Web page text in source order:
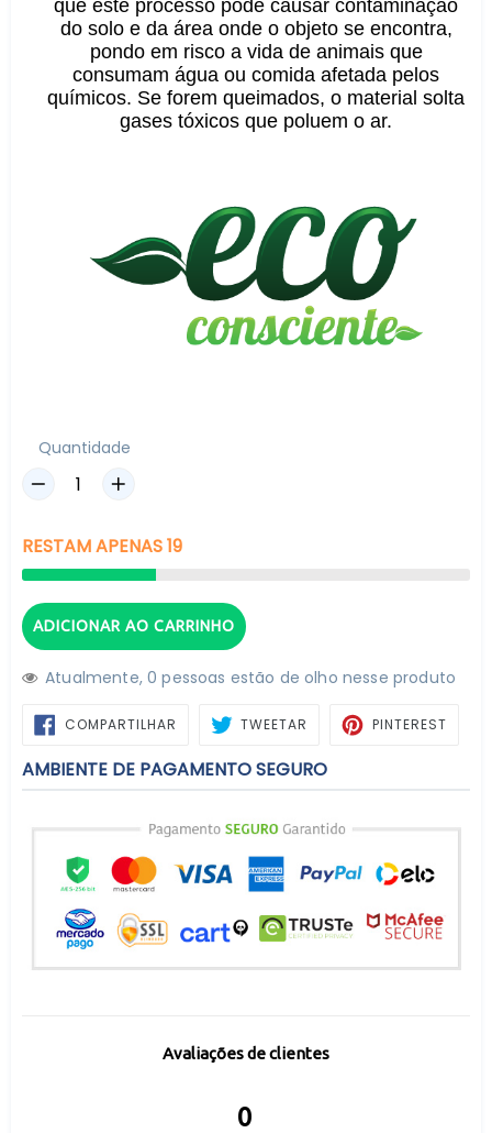
que este processo pode causar contaminação
do solo e da área onde o objeto se encontra,
pondo em risco a vida de animais que
consumam água ou comida afetada pelos
químicos. Se forem queimados, o material solta
gases tóxicos que poluem o ar.
Quantidade
RESTAMAPENAS19
ADICIONAR AO CARRINHO
Atualmente,5 pessoas estão de olho nesse produto
COMPARTILHAR COMPARTILHAR
TWEETAR TWEETARPINTERESTPIN
AMBIENTE DE PAGAMENTO SEGURO
Avaliações de clientes
0